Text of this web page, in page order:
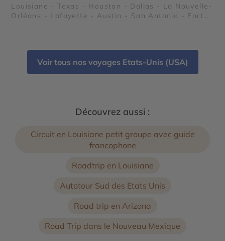
Louisiane - Texas - Houston - Dallas - La Nouvelle-
Orléans - Lafayette - Austin - San Antonio - Fort
Walk de San Antonio - NASA Johnson Space Center
- Stockyards de Fort Worth - Les ranchs au Texas
Voir tous nos voyages Etats-Unis (USA)
Découvrez aussi :
Circuit en Louisiane petit groupe avec guide
francophone
Roadtrip en Louisiane
Autotour Sud des Etats Unis
Road trip en Arizona
Road Trip dans le Nouveau Mexique